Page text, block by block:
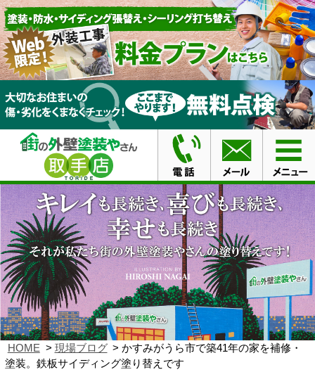
HOME 現場ブログ
かすみがうら市で築41年の家を補修・
塗装。鉄板サイディング塗り替えです